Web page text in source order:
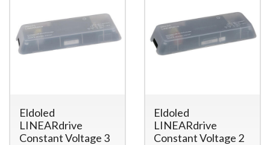
Eldoled
LINEARdrive
Constant Voltage 3
Eldoled
LINEARdrive
Constant Voltage 2